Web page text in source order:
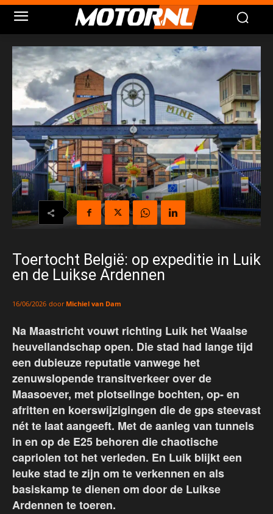
Toertocht België: op expeditie in Luik
en de Luikse Ardennen
16/06/2026 door Michiel van Dam
Na Maastricht vouwt richting Luik het Waalse
heuvellandschap open. Die stad had lange tijd
een dubieuze reputatie vanwege het
zenuwslopende transitverkeer over de
Maasoever, met plotselinge bochten, op- en
afritten en koerswijzigingen die de gps steevast
nét te laat aangeeft. Met de aanleg van tunnels
in en op de E25 behoren die chaotische
capriolen tot het verleden. En Luik blijkt een
leuke stad te zijn om te verkennen en als
basiskamp te dienen om door de Luikse
Ardennen te toeren.